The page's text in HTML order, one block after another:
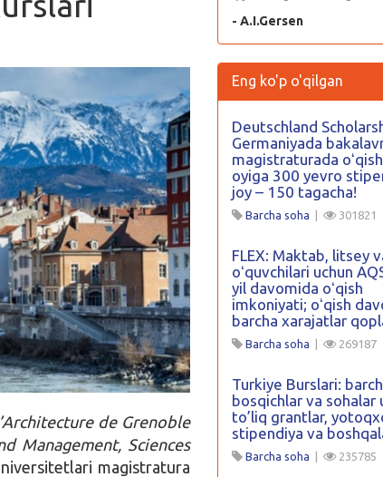
de Grenoble
Management, Sciences
magistratura
- A.I.Gersen
Eng ko'p o'qilgan
Deutschland
Germaniyada
magistraturada
oyiga 300 yevro
joy – 150 tagacha!
Barcha soha 301821
FLEX: Maktab, litsey
oʻquvchilari uchun
yil davomida oʻqish
imkoniyati; oʻqish
barcha xarajatlar
Barcha soha 269187
Turkiye Burslari:
bosqichlar va sohalar
to’liq grantlar,
stipendiya va
Barcha soha 235785